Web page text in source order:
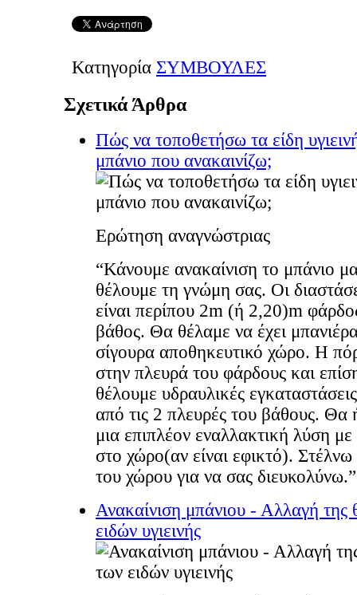
Κατηγορία ΣΥΜΒΟΥΛΕΣ
Σχετικά Άρθρα
Πώς να τοποθετήσω τα είδη
μπάνιο που ανακαινίζω;
Ερώτηση αναγνώστριας
“Κάνουμε ανακαίνιση το μπάνιο
θέλουμε τη γνώμη σας. Οι
είναι περίπου 2m (ή 2,20)m
βάθος. Θα θέλαμε να έχει
σίγουρα αποθηκευτικό χώρο. Η
στην πλευρά του φάρδους και
θέλουμε υδραυλικές
από τις 2 πλευρές του βάθους. Θα
μια επιπλέον εναλλακτική λύση με
στο χώρο(αν είναι εφικτό).
του χώρου για να σας
Ανακαίνιση μπάνιου - Αλλαγή της
ειδών υγιεινής